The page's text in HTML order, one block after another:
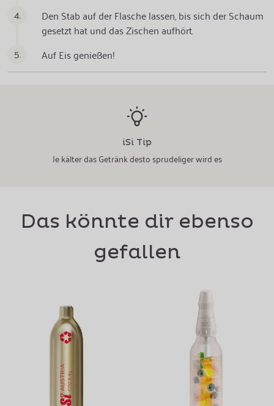
4.
Den Stab auf der Flasche lassen, bis sich der Schaum
gesetzt hat und das Zischen aufhört.
5.
Auf Eis genießen!
iSi Tip
Je kälter das Getränk desto sprudeliger wird es
Das könnte dir ebenso
gefallen